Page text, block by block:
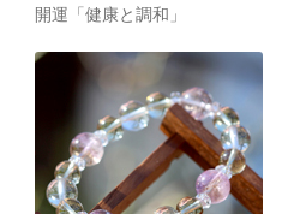
開運「健康と調和」